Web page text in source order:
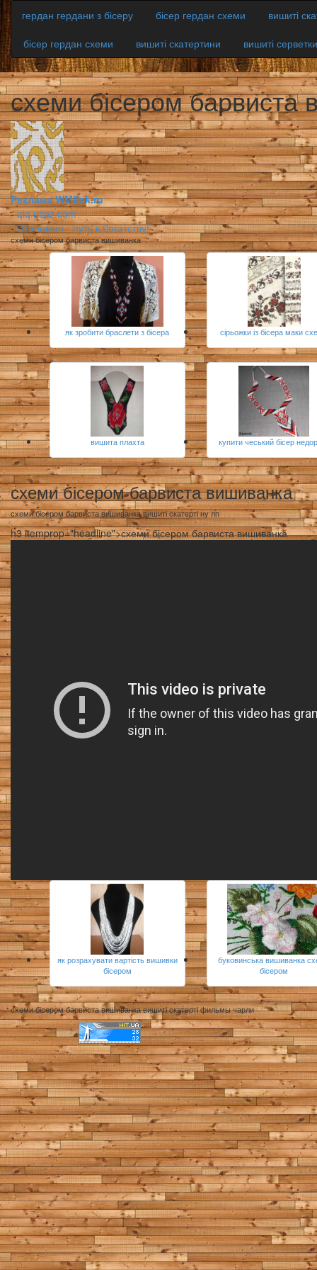
гердан гердани з бісеру бісер гердан схеми
вишиті
бісер гердан схеми
вишиті скатертини вишиті серветки
схеми бісером барвиста
Реклама WMlink.ru
-qiq.ucoz.com
-Экономия - путь к богатству!
схеми бісером барвиста вишиванка
як зробити браслети з бісера сірьожки із бісера маки
вишита плахта купити чеський бісер
схеми бісером барвиста вишиванка
схеми бісером барвиста вишиванка вишиті скатерті ну лп
h3 itemprop="headline">схеми бісером барвиста вишиванка
як розрахувати вартість вишивки
бісером
буковинська вишиванка
бісером
схеми бісером барвиста вишиванка вишиті скатерті фильмы чарли